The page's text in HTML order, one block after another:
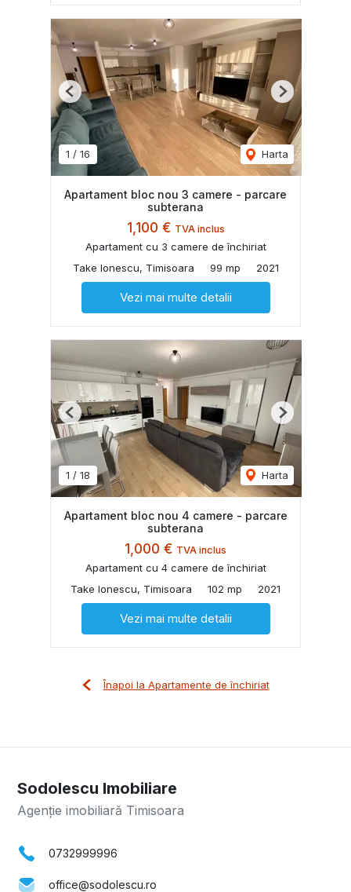
1 / 16 Harta
Previous Next
Apartament bloc nou 3 camere - parcare
subterana
1,100 € TVA inclus
Apartament cu 3 camere de închiriat
Take Ionescu, Timisoara
99 mp 2021
Vezi mai multe detalii
1 / 18 Harta
Previous Next
Apartament bloc nou 4 camere - parcare
subterana
1,000 € TVA inclus
Apartament cu 4 camere de închiriat
Take Ionescu, Timisoara
102 mp 2021
Vezi mai multe detalii
Înapoi la Apartamente de închiriat
Sodolescu Imobiliare
Agenție imobiliară Timisoara
0732999996
office@sodolescu.ro